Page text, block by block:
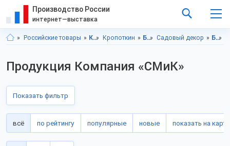
Производство России
интернет—выставка
Российские товары Краснодарский край Кропоткин Благоустройство Садовый декор Благоустройство, Краснодарский край
Продукция Компания «СМиК»
Показать фильтр
всё по рейтингу популярные новые показать на карте